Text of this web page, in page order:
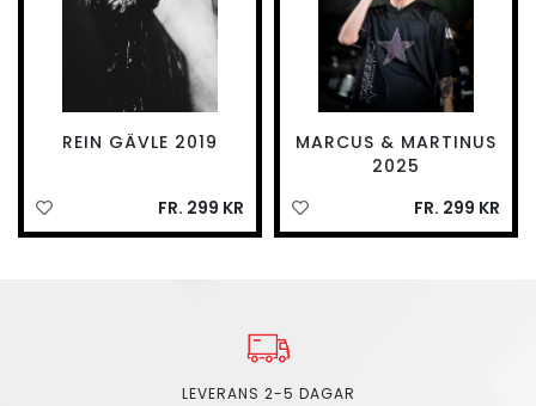
REIN GÄVLE 2019
FR. 299 KR
MARCUS & MARTINUS
2025
FR. 299 KR
LEVERANS 2-5 DAGAR